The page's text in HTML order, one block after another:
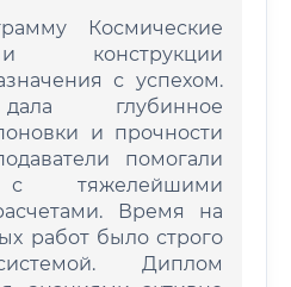
Космические
конструкции
с успехом.
глубинное
и прочности
помогали
с тяжелейшими
Время на
работ было строго
Диплом